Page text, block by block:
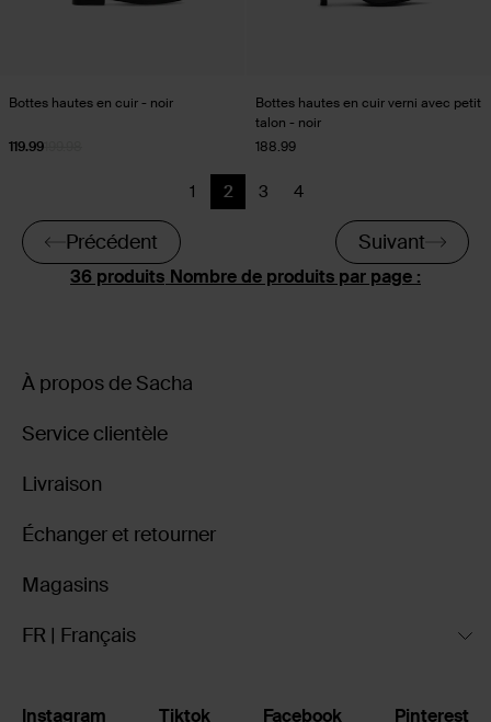
Bottes hautes en cuir - noir
119.99
Bottes hautes en cuir verni avec petit
talon - noir
188.99
Nombre de produits par page :
Précédent
Précédent
1
Page actuelle
2
Précédent
3
Précédent
4
Suivant
À propos de Sacha
Service clientèle
Livraison
Échanger et retourner
Magasins
FR | Français
Instagram Tiktok Facebook Pinterest